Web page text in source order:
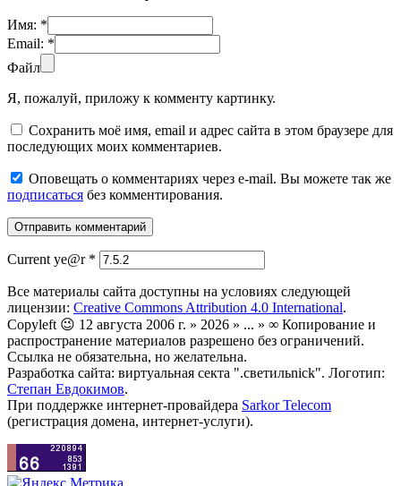
Имя: *
Email: *
Файл
Я, пожалуй, приложу к комменту картинку.
Сохранить моё имя, email и адрес сайта в этом браузере для
последующих моих комментариев.
Оповещать о комментариях через e-mail. Вы можете так же
подписаться без комментирования.
Current ye@r *
Все материалы сайта доступны на условиях следующей
лицензии: Creative Commons Attribution 4.0 International.
Copyleft 😉 12 августа 2006 г. » 2026 » ... » ∞ Копирование и
распространение материалов разрешено без ограничений.
Ссылка не обязательна, но желательна.
Разработка сайта: виртуальная секта ".светильnick". Логотип:
Степан Евдокимов.
При поддержке интернет-провайдера Sarkor Telecom
(регистрация домена, интернет-услуги).